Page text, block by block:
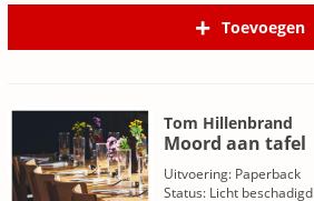
Toevoegen
Tom Hillenbrand
Moord aan tafel
Uitvoering: Paperback
Status: Licht beschadigd